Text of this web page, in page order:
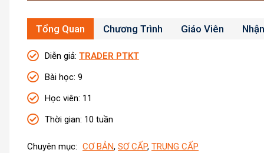
Tổng Quan Chương Trình Giáo Viên
Diễn giả: TRADER PTKT
Bài học: 9
Học viên: 11
Thời gian: 10 tuần
Chuyên mục: CƠ BẢN, SƠ CẤP, TRUNG CẤP